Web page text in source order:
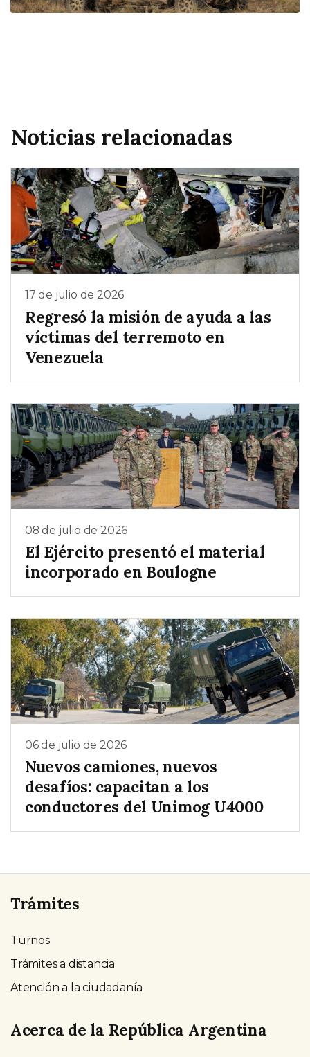
Noticias relacionadas
17 de julio de 2026
Regresó la misión de ayuda a las
víctimas del terremoto en
Venezuela
08 de julio de 2026
El Ejército presentó el material
incorporado en Boulogne
06 de julio de 2026
Nuevos camiones, nuevos
desafíos: capacitan a los
conductores del Unimog U4000
Trámites
Turnos
Trámites a distancia
Atención a la ciudadanía
Acerca de la República Argentina